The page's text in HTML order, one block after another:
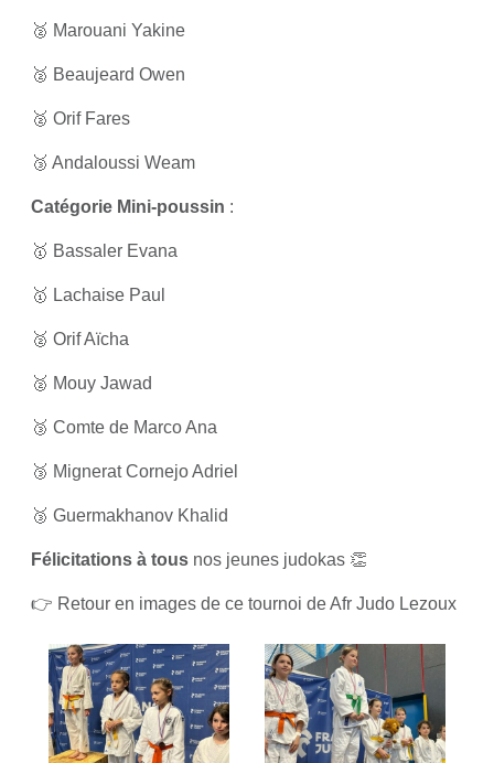
🥈 Marouani Yakine
🥈 Beaujeard Owen
🥈 Orif Fares
🥉 Andaloussi Weam
Catégorie Mini-poussin :
🥇 Bassaler Evana
🥇 Lachaise Paul
🥈 Orif Aïcha
🥈 Mouy Jawad
🥉 Comte de Marco Ana
🥉 Mignerat Cornejo Adriel
🥉 Guermakhanov Khalid
Félicitations à tous nos jeunes judokas 👏
👉 Retour en images de ce tournoi de Afr Judo Lezoux